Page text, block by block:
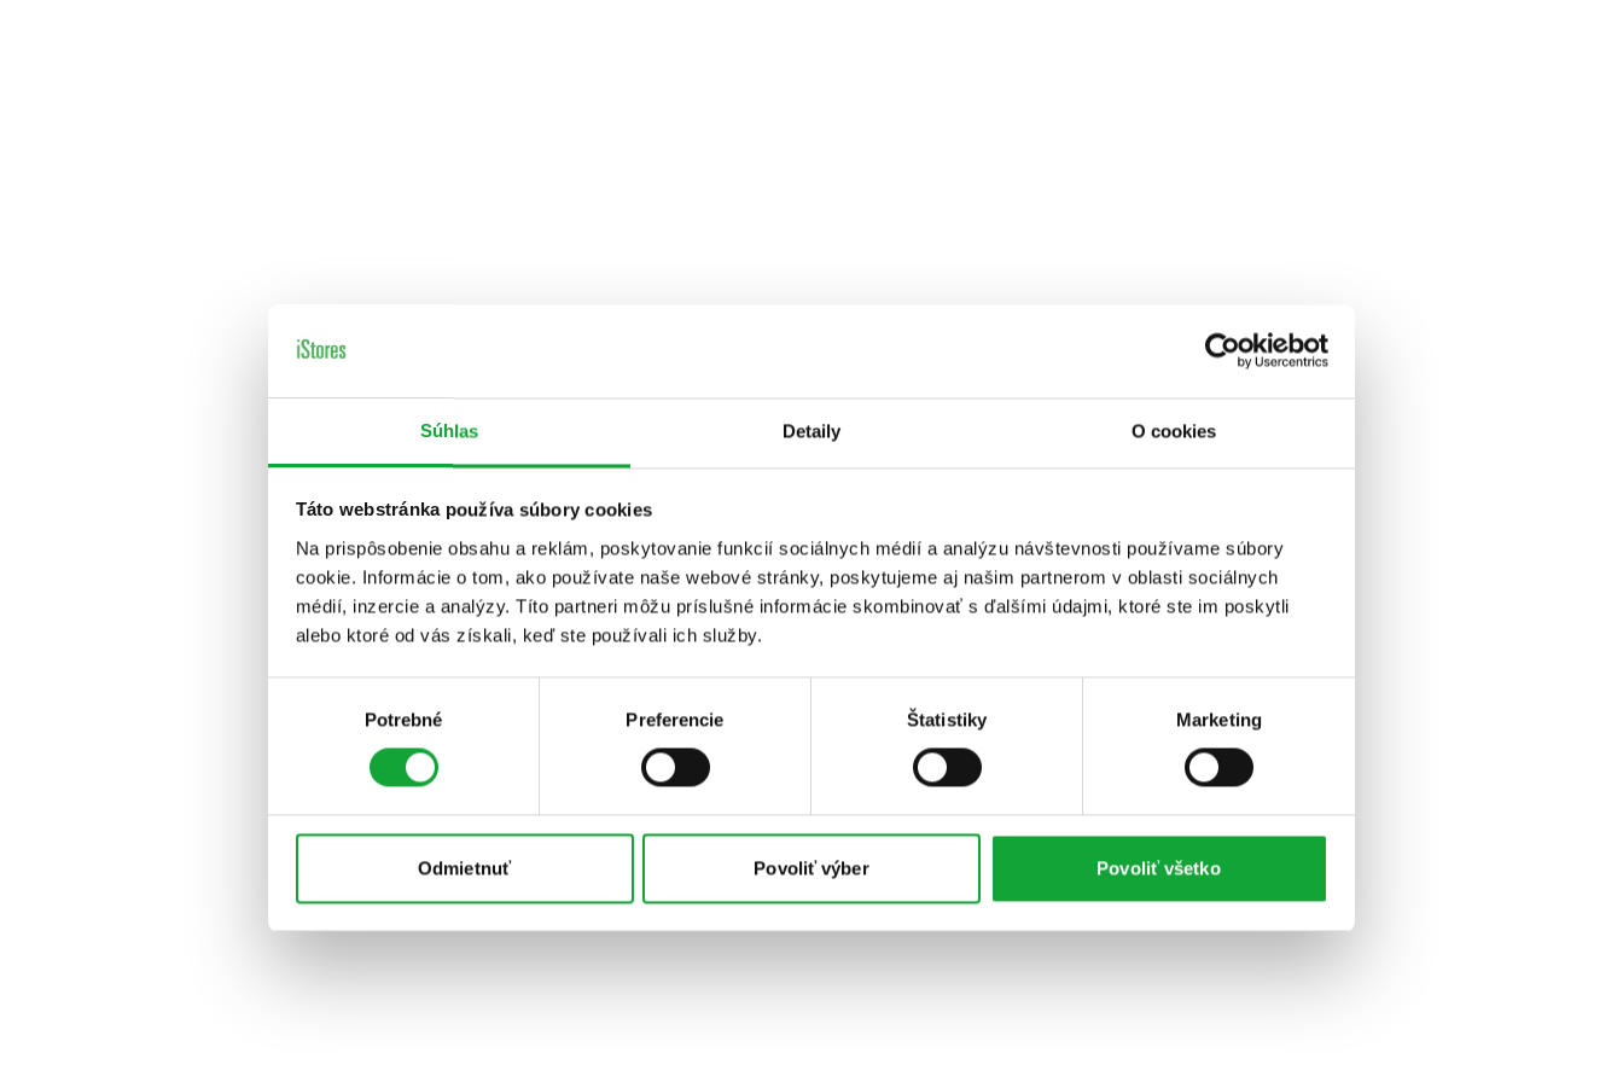
Súhlas Detaily O cookies
Táto webstránka používa súbory cookies
Na prispôsobenie obsahu a reklám, poskytovanie funkcií sociálnych médií a analýzu návštevnosti používame súbory
cookie. Informácie o tom, ako používate naše webové stránky, poskytujeme aj našim partnerom v oblasti sociálnych
médií, inzercie a analýzy. Títo partneri môžu príslušné informácie skombinovať s ďalšími údajmi, ktoré ste im poskytli
alebo ktoré od vás získali, keď ste používali ich služby.
Potrebné Preferencie Štatistiky Marketing
Odmietnuť Povoliť výber Povoliť všetko